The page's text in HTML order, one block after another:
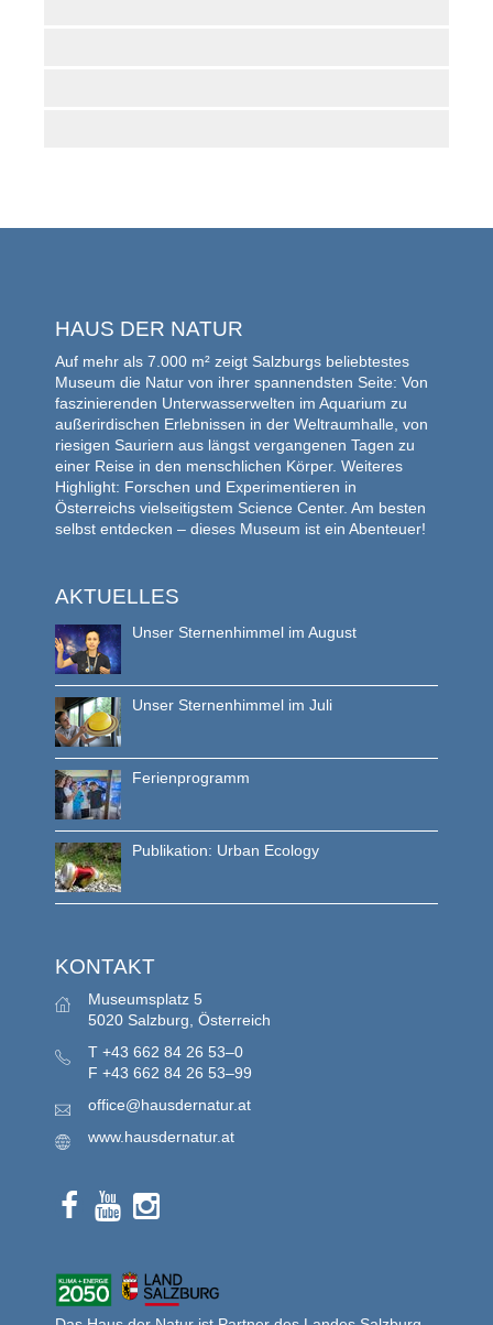
HAUS DER NATUR
Auf mehr als 7.000 m² zeigt Salzburgs beliebtestes
Museum die Natur von ihrer spannendsten Seite: Von
faszinierenden Unterwasserwelten im Aquarium zu
außerirdischen Erlebnissen in der Weltraumhalle, von
riesigen Sauriern aus längst vergangenen Tagen zu
einer Reise in den menschlichen Körper. Weiteres
Highlight: Forschen und Experimentieren in
Österreichs vielseitigstem Science Center. Am besten
selbst entdecken – dieses Museum ist ein Abenteuer!
AKTUELLES
Unser Sternenhimmel im August
Unser Sternenhimmel im Juli
Ferienprogramm
Publikation: Urban Ecology
KONTAKT
Museumsplatz 5
5020 Salzburg, Österreich
T +43 662 84 26 53–0
F +43 662 84 26 53–99
office@hausdernatur.at
www.hausdernatur.at